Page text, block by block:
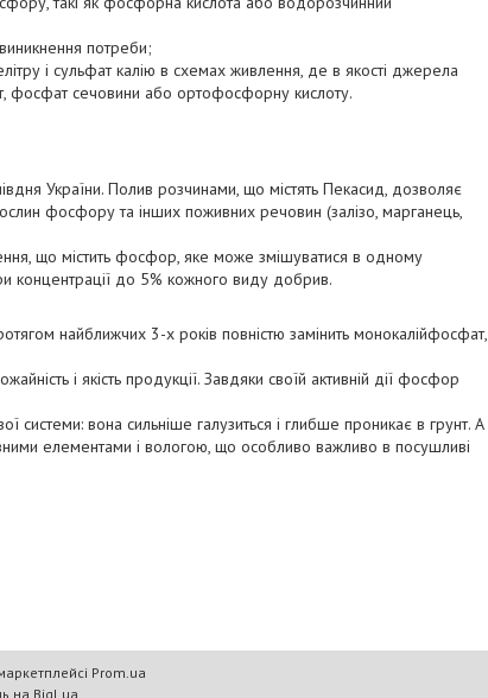
потреби;
і сульфат калію в схемах живлення, де в якості джерела
фосфат сечовини або ортофосфорну кислоту.
України. Полив розчинами, що містять Пекасид, дозволяє
фосфору та інших поживних речовин (залізо, марганець,
що містить фосфор, яке може змішуватися в одному
концентрації до 5% кожного виду добрив.
найближчих 3-х років повністю замінить монокалійфосфат,
і якість продукції. Завдяки своїй активній дії фосфор
вона сильніше галузиться і глибше проникає в грунт. А
елементами і вологою, що особливо важливо в посушливі
Prom.ua
на Bigl.ua